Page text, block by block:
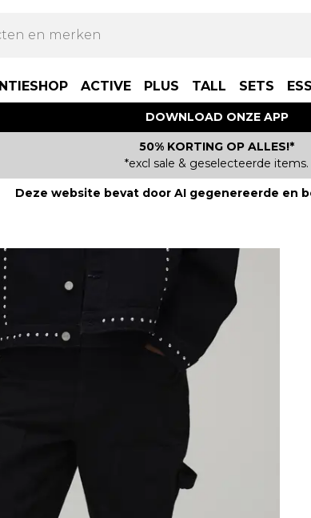
ACTIVE PLUS TALL SETS
DOWNLOAD ONZE APP
50% KORTING OP ALLES!*
*excl sale & geselecteerde items.
Deze website bevat door AI gegenereerde en